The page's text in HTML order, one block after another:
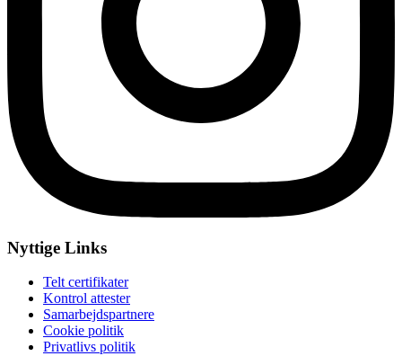
Nyttige Links
Telt certifikater
Kontrol attester
Samarbejdspartnere
Cookie politik
Privatlivs politik